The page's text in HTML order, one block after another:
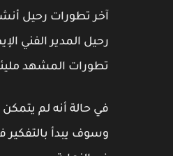
آخر تطورات رحيل
رحيل المدير الفني
تطورات المشهد
في حالة أنه لم يتمكن
وسوف يبدأ بالتفكير